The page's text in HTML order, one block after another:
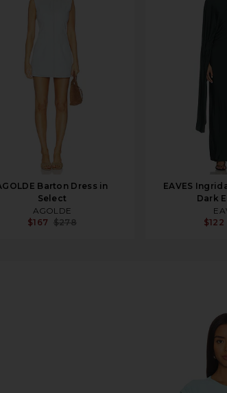
Barton Dress in
Select
AGOLDE
$167 $278
EAVES
Dark
$122
in Blue